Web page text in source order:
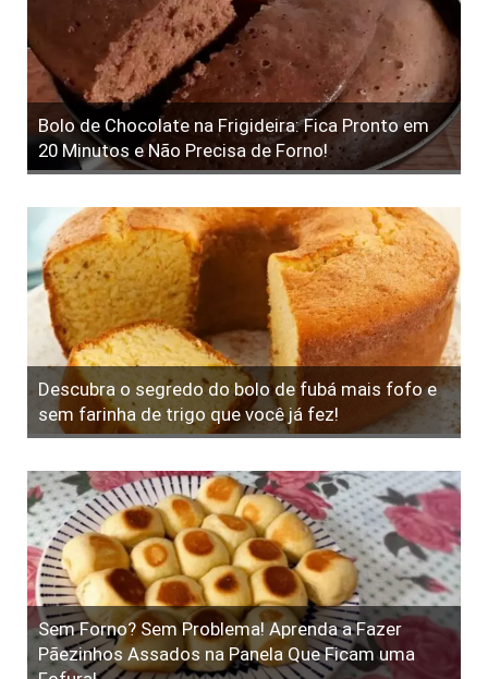
Bolo de Chocolate na Frigideira: Fica Pronto em
20 Minutos e Não Precisa de Forno!
Descubra o segredo do bolo de fubá mais fofo e
sem farinha de trigo que você já fez!
Sem Forno? Sem Problema! Aprenda a Fazer
Pãezinhos Assados na Panela Que Ficam uma